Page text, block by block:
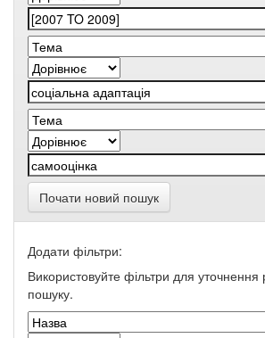
Почати новий пошук
Додати фільтри:
Використовуйте фільтри для уточнення
пошуку.